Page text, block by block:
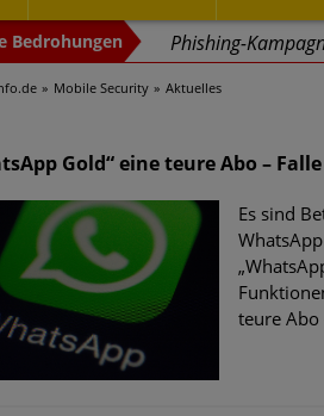
Phishing-
Trends bei Cyber
Exponentiell
mehr Cyber-
Digitale Assets
Ungebremster
Mobile Security Aktuelles
Gold“ eine teure Abo – Falle
Es sind
teure Abo